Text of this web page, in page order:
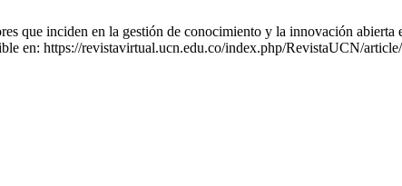
que inciden en la gestión de conocimiento y la innovación
en: https://revistavirtual.ucn.edu.co/index.php/RevistaUCN/